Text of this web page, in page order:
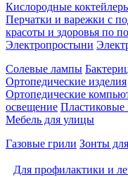
Кислородные
Перчатки и варежки с
красоты и здоровья по
Электропростыни
Солевые лампы
Ортопедические изделия
Ортопедические
освещение Пластиковые
Мебель для улицы
Газовые грили Зонты
Для профилактики и